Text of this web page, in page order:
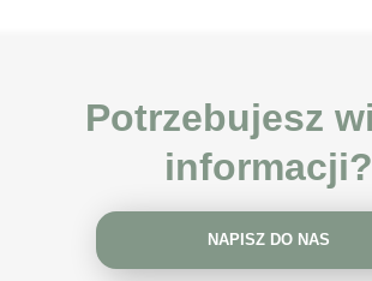
Potrzebujesz
informacji?
NAPISZ DO NAS